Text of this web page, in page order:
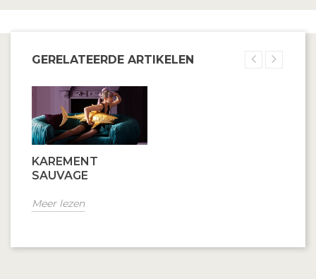
GERELATEERDE ARTIKELEN
KAREMENT
SAUVAGE
Meer lezen